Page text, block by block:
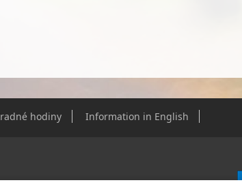
hodiny Information in English